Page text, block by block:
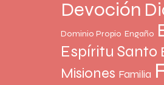
Devoción
Dominio Propio Engaño
Espíritu Santo
Misiones Familia